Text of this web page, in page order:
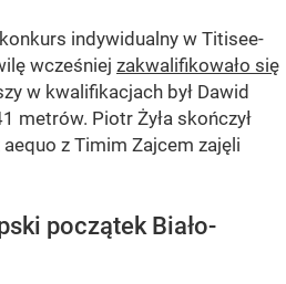
indywidualny w Titisee-
wcześniej zakwalifikowało się
w kwalifikacjach był Dawid
metrów. Piotr Żyła skończył
z Timim Zajcem zajęli
początek Biało-